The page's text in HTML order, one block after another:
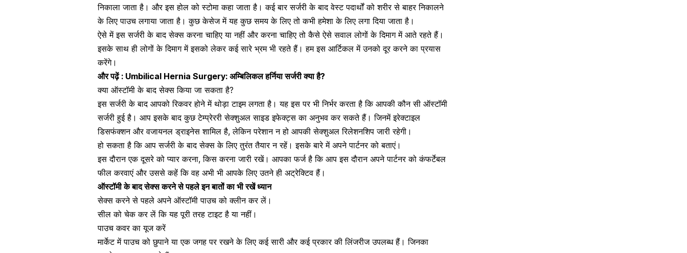
निकाला जाता है। और इस होल को स्टोमा कहा जाता है। कई बार सर्जरी के बाद वेस्ट पदार्थों को शरीर से बाहर निकालने
के लिए पाउच लगाया जाता है। कुछ केसेज में यह कुछ समय के लिए तो कभी हमेशा के लिए लगा दिया जाता है।
ऐसे में इस सर्जरी के बाद सेक्स करना चाहिए या नहीं और करना चाहिए तो कैसे ऐसे सवाल लोगों के दिमाग में आते रहते हैं।
इसके साथ ही लोगों के दिमाग में इसको लेकर कई सारे भ्रम भी रहते हैं। हम इस आर्टिकल में उनको दूर करने का प्रयास
करेंगे।
और पढ़ें : Umbilical Hernia Surgery: अम्बिलिकल हर्निया सर्जरी क्या है?
क्या ऑस्टॉमी के बाद सेक्स किया जा सकता है?
इस सर्जरी के बाद आपको रिकवर होने में थोड़ा टाइम लगता है। यह इस पर भी निर्भर करता है कि आपकी कौन सी ऑस्टॉमी
सर्जरी हुई है। आप इसके बाद कुछ टेम्प्रेररी सेक्शुअल साइड इफेक्ट्स का अनुभव कर सकते हैं। जिनमेंइरेक्टाइल
डिसफंक्शनऔरवजायनल ड्राइनेस शामिल है, लेकिन परेशान न हो आपकी सेक्शुअल रिलेशनशिप जारी रहेगी।
हो सकता है कि आप सर्जरी के बाद सेक्स के लिए तुरंत तैयार न रहें। इसके बारे में अपने पार्टनर को बताएं।
इस दौरानएक दूसरे को प्यार करना,किस करना जारी रखें। आपका फर्ज है कि आप इस दौरान अपने पार्टनर को कंफर्टेबल
फील करवाएं और उससे कहें कि वह अभी भी आपके लिए उतने ही अट्रेक्टिव हैं।
ऑस्टॉमी के बादसेक्स करने से पहलेइन बातों का भी रखें ध्यान
सेक्स करने से पहले अपने ऑस्टॉमी पाउच को क्लीन कर लें।
सील को चेक कर लें कि यह पूरी तरह टाइट है या नहीं।
पाउच कवर का यूज करें
मार्केट में पाउच को छुपाने या एक जगह पर रखने के लिए कई सारी और कई प्रकार की लिंजरीज उपलब्ध हैं। जिनका